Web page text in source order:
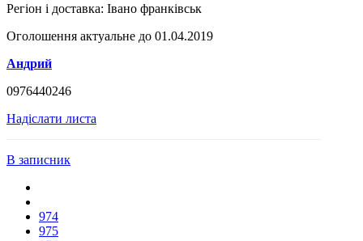
Регіон і доставка: Iвано франкiвськ
Оголошення актуальне до 01.04.2019
Андрий
0976440246
Надіслати листа
В записник
974
975